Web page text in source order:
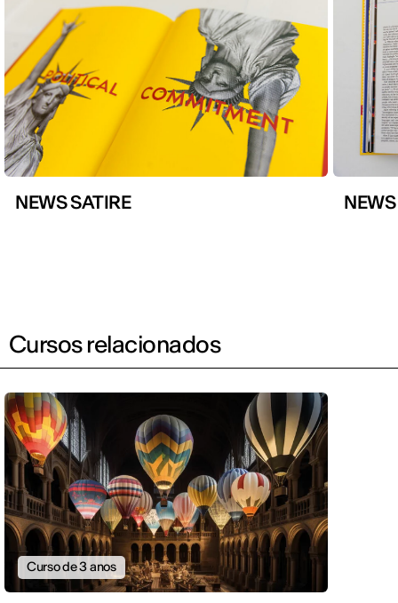
NEWS SATIRE
Cursos relacionados
Curso de 3 anos